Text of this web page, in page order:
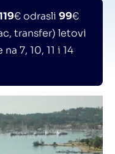
€ odrasli 99€
transfer) letovi
7, 10, 11 i 14